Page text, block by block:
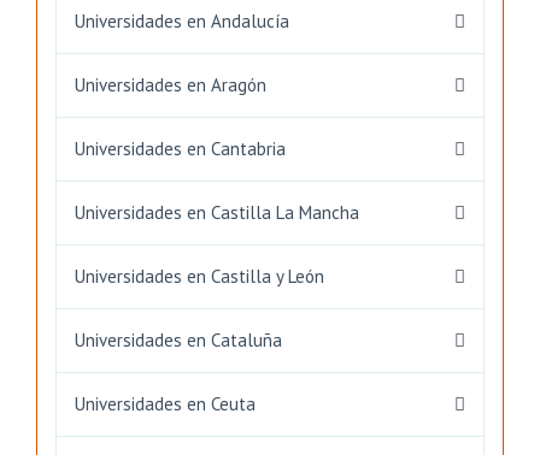
Universidades en Andalucía
Universidades en Aragón
Universidades en Cantabria
Universidades en Castilla La Mancha
Universidades en Castilla y León
Universidades en Cataluña
Universidades en Ceuta